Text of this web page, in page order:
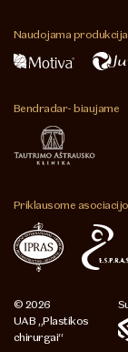
Naudojama produkcija
Bendradar-biaujame
Priklausome
© 2026
UAB „Plastikos
chirurgai“